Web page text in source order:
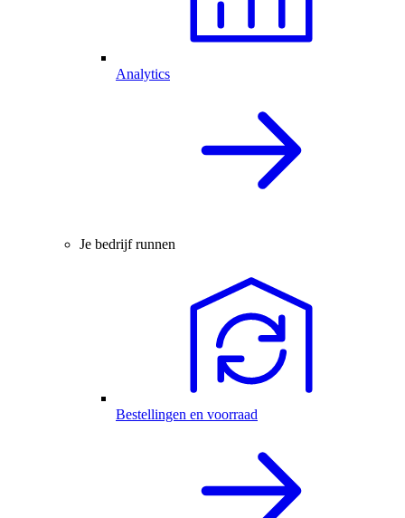
Analytics
Je bedrijf runnen
Bestellingen en voorraad